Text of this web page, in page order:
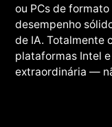
ou PCs de
desempenho
de IA. Totalmente
plataformas Intel
extraordinária —